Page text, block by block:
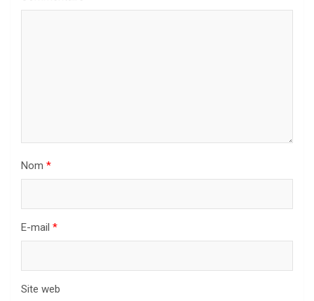
Nom *
E-mail *
Site web